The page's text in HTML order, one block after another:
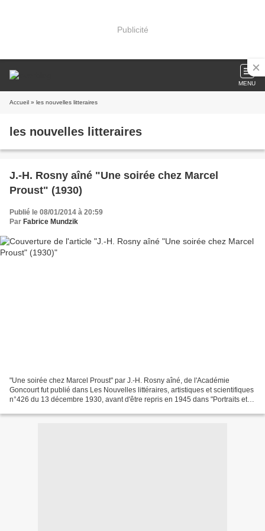
Publicité
MENU
Accueil » les nouvelles litteraires
les nouvelles litteraires
J.-H. Rosny aîné "Une soirée chez Marcel
Proust" (1930)
Publié le 08/01/2014 à 20:59
Par Fabrice Mundzik
"Une soirée chez Marcel Proust" par J.-H. Rosny aîné, de l'Académie
Goncourt fut publié dans Les Nouvelles littéraires, artistiques et scientifiques
n°426 du 13 décembre 1930, avant d'être repris en 1945 dans "Portraits et